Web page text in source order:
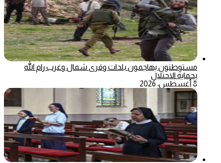
مستوطنون يهاجمون بلدات وقرى شمال وغرب رام الله
بحماية الاحتلال
8 أغسطس، 2026